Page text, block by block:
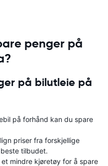
penger på
på bilutleie på
på forhånd kan du spare
priser fra forskjellige
tilbudet.
et mindre kjøretøy for å spare